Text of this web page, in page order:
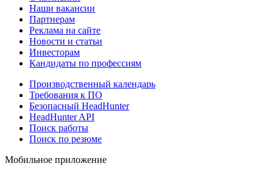
Наши вакансии
Партнерам
Реклама на сайте
Новости и статьи
Инвесторам
Кандидаты по профессиям
Производственный календарь
Требования к ПО
Безопасный HeadHunter
HeadHunter API
Поиск работы
Поиск по резюме
Мобильное приложение